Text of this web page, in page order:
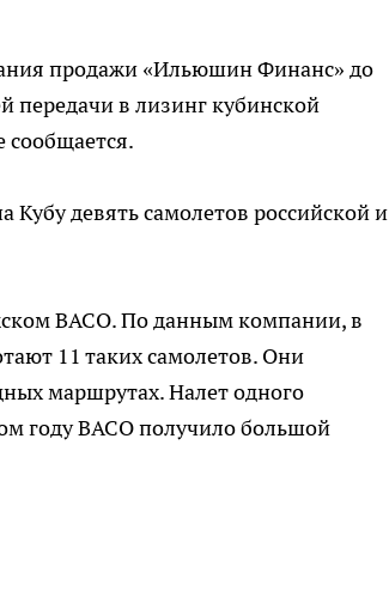
продажи «Ильюшин Финанс» до
передачи в лизинг кубинской
девять самолетов российской и
ВАСО. По данным компании, в
11 таких самолетов. Они
маршрутах. Налет одного
году ВАСО получило большой